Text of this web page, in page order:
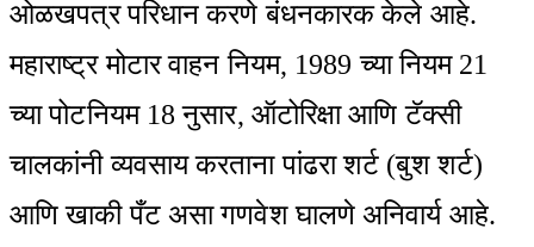
ओळखपत्र परिधान करणे बंधनकारक केले आहे.
महाराष्ट्र मोटार वाहन नियम, 1989 च्या नियम 21
च्या पोटनियम 18 नुसार, ऑटोरिक्षा आणि टॅक्सी
चालकांनी व्यवसाय करताना पांढरा शर्ट (बुश शर्ट)
आणि खाकी पँट असा गणवेश घालणे अनिवार्य आहे.